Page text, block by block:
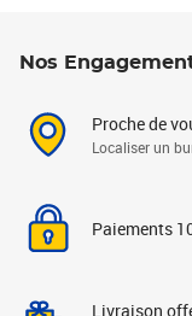
Nos
Proche de
Localiser un
Paiements
Livraison